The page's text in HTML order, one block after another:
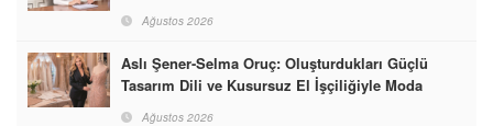
Ağustos 2026
Aslı Şener-Selma Oruç: Oluşturdukları Güçlü
Tasarım Dili ve Kusursuz El İşçiliğiyle Moda
Dünyasına İmzalarını Attılar
Ağustos 2026